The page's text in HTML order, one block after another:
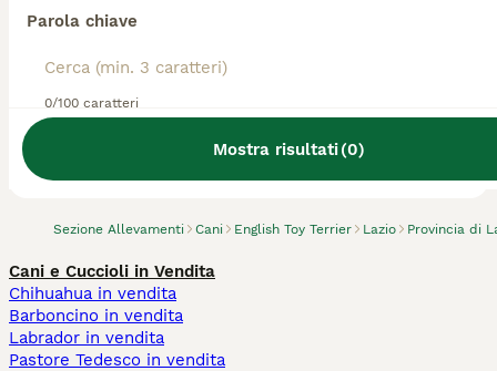
Parola chiave
0/100 caratteri
Mostra risultati(0)
Sezione Allevamenti Cani English Toy Terrier Lazio Provincia di
Abbiamo trovato 0 Allevamento di English
Toy Terrier, Priverno.
Cani e Cuccioli in Vendita
Chihuahua in vendita
Barboncino in vendita
Labrador in vendita
Pastore Tedesco in vendita